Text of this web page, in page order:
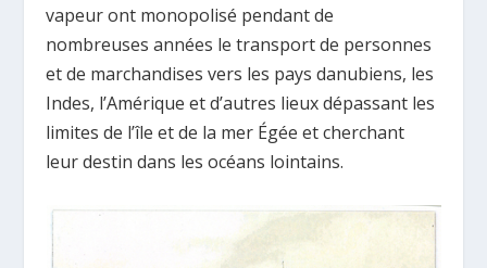
vapeur ont monopolisé pendant de
nombreuses années le transport de personnes
et de marchandises vers les pays danubiens, les
Indes, l’Amérique et d’autres lieux dépassant les
limites de l’île et de la mer Égée et cherchant
leur destin dans les océans lointains.